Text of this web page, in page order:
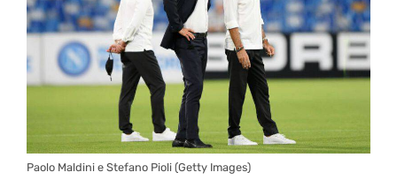
Paolo Maldini e Stefano Pioli (Getty Images)